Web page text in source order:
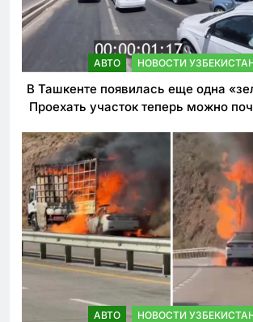
АВТО НОВОСТИ
В Ташкенте появилась еще одна
Проехать участок теперь можно
АВТО НОВОСТИ